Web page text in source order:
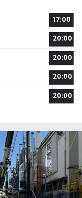
17:00
20:00
20:00
20:00
20:00